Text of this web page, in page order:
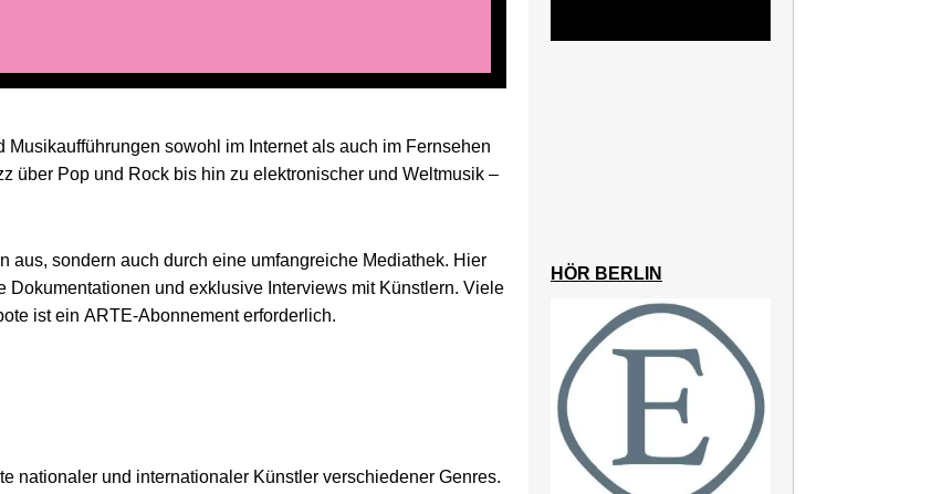
sowohl im Internet als auch im Fernsehen
über Pop und Rock bis hin zu elektronischer und Weltmusik –
aus, sondern auch durch eine umfangreiche Mediathek. Hier
und exklusive Interviews mit Künstlern. Viele
ist ein ARTE-Abonnement erforderlich.
nationaler und internationaler Künstler verschiedener Genres.
HÖR BERLIN